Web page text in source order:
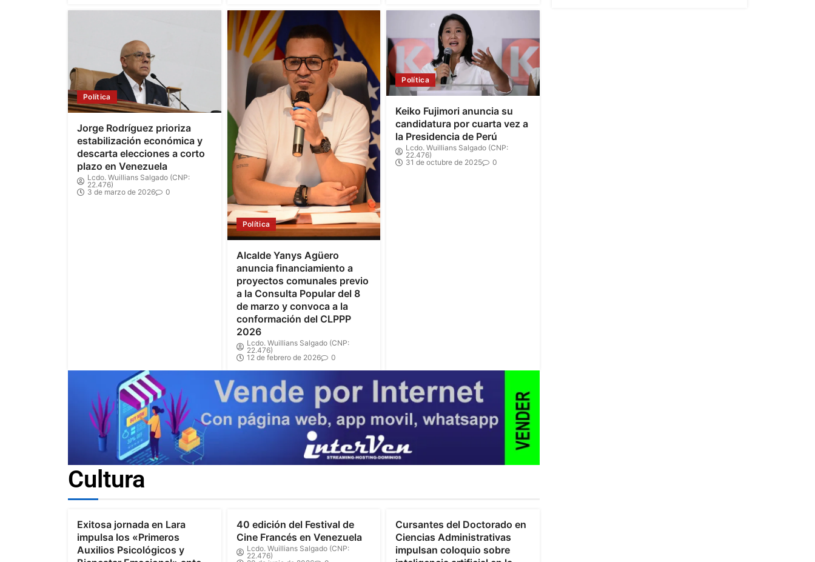
Política
Jorge Rodríguez prioriza
estabilización económica y
descarta elecciones a corto
plazo en Venezuela
Lcdo. Wuillians Salgado (CNP:
22.476)
3 de marzo de 2026
0
Política
Alcalde Yanys Agüero
anuncia financiamiento a
proyectos comunales previo
a la Consulta Popular del 8
de marzo y convoca a la
conformación del CLPPP
2026
Lcdo. Wuillians Salgado (CNP:
22.476)
12 de febrero de 2026
0
Política
Keiko Fujimori anuncia su
candidatura por cuarta vez a
la Presidencia de Perú
Lcdo. Wuillians Salgado (CNP:
22.476)
31 de octubre de 2025
0
Cultura
Exitosa jornada en Lara
impulsa los «Primeros
Auxilios Psicológicos y
40 edición del Festival de
Cine Francés en Venezuela
Lcdo. Wuillians Salgado (CNP:
22.476)
Cursantes del Doctorado en
Ciencias Administrativas
impulsan coloquio sobre